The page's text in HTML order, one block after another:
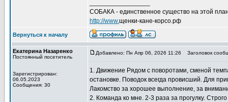
СОБАКА - единственное существо на этой
http://www.щенки-кане-корсо.рф
Вернуться к началу
Екатерина Назаренко
Постоянный посетитель
Зарегистрирован:
06.05.2023
Сообщения: 30
Добавлено: Пн Апр 06, 2026 11:26 Заголовок
1. Движение Рядом с поворотами, сменой
остановке. Поводок всегда провисший. Для
Лакомство за хорошее выполнение, за
2. Команда ко мне. 2-3 раза за прогулку.